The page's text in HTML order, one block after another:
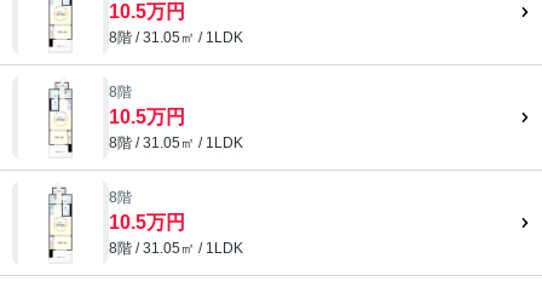
10.5万円
8階 / 31.05㎡ / 1LDK
8階
10.5万円
8階 / 31.05㎡ / 1LDK
8階
10.5万円
8階 / 31.05㎡ / 1LDK